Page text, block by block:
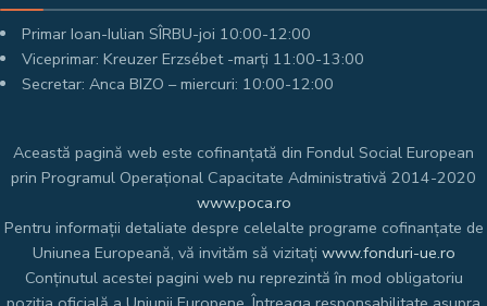
Primar Ioan-Iulian SÎRBU-joi 10:00-12:00
Viceprimar: Kreuzer Erzsébet -marți 11:00-13:00
Secretar: Anca BIZO – miercuri: 10:00-12:00
Această pagină web este cofinanțată din Fondul Social European
prin Programul Operațional Capacitate Administrativă 2014-2020
www.poca.ro
Pentru informații detaliate despre celelalte programe cofinanțate de
Uniunea Europeană, vă invităm să vizitați www.fonduri-ue.ro
Conținutul acestei pagini web nu reprezintă în mod obligatoriu